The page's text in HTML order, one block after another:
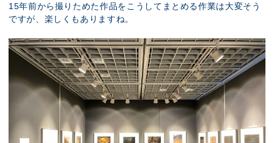
15年前から撮りためた作品をこうしてまとめる作業は大変そう
ですが、楽しくもありますね。